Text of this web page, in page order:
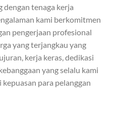
dengan tenaga kerja
kami berkomitmen
pengerjaan profesional
yang terjangkau yang
kerja keras, dedikasi
yang selalu kami
para pelanggan